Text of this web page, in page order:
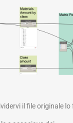
il file originale